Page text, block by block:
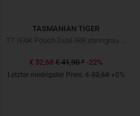
TASMANIAN TIGER
TT IFAK Pouch Dual IRR steingrau oliv
€ 32,68 € 41,90* -22%
Letzter niedrigster Preis: € 32,68 +0%